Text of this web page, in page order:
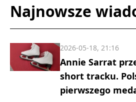
Najnowsze
Annie Sarrat
short tracku.
pierwszego
2026-05-18, 21:16